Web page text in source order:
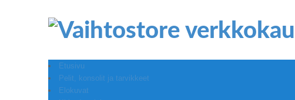
Etusivu
Pelit, konsolit ja tarvikkeet
Elokuvat